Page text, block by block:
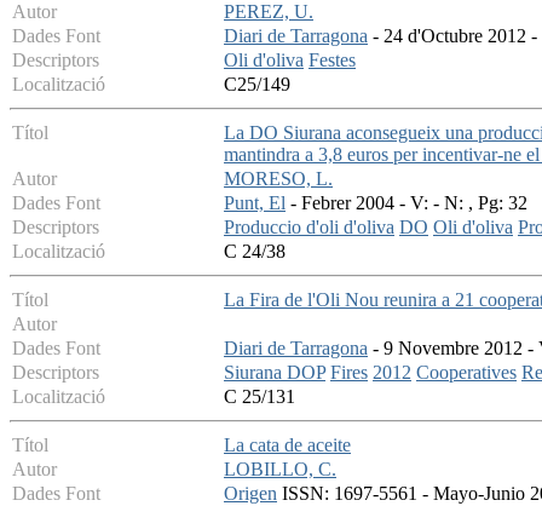
Autor
PEREZ, U.
Dades Font
Diari de Tarragona - 24 d'Octubre 2012
Descriptors
Oli d'oliva Festes
Localització
C25/149
Títol
La DO Siurana aconsegueix una
mantindra a 3,8 euros per incentivar-ne
Autor
MORESO, L.
Dades Font
Punt, El - Febrer 2004 - V: - N: , Pg: 32
Descriptors
Produccio d'oli d'oliva DO Oli d'oliva
Localització
C 24/38
Títol
La Fira de l'Oli Nou reunira a 21
Autor
Dades Font
Diari de Tarragona - 9 Novembre 2012 -
Descriptors
Siurana DOP Fires 2012 Cooperatives
Localització
C 25/131
Títol
La cata de aceite
Autor
LOBILLO, C.
Dades Font
Origen ISSN: 1697-5561 - Mayo-Junio